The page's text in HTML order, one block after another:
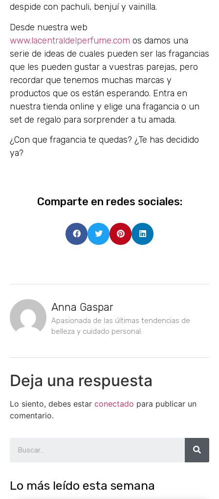
despide con pachuli, benjuí y vainilla.
Desde nuestra web
www.lacentraldelperfume.com os damos una
serie de ideas de cuales pueden ser las fragancias
que les pueden gustar a vuestras parejas, pero
recordar que tenemos muchas marcas y
productos que os están esperando. Entra en
nuestra tienda online y elige una fragancia o un
set de regalo para sorprender a tu amada.
¿Con que fragancia te quedas? ¿Te has decidido
ya?
Comparte en redes sociales:
Anna Gaspar
Apasionada de las últimas tendencias de
belleza y cuidado personal.
Deja una respuesta
Lo siento, debes estar conectado para publicar un
comentario.
Lo más leído esta semana